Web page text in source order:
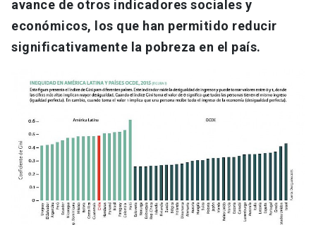
avance de otros indicadores sociales y
económicos, los que han permitido reducir
significativamente la pobreza en el país.